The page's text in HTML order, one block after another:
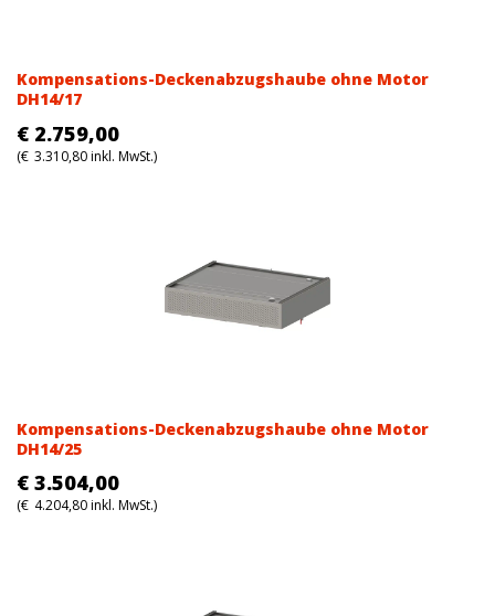
Kompensations-Deckenabzugshaube ohne Motor
DH14/17
€ 2.759,00
(€ 3.310,80inkl. MwSt.)
Kompensations-Deckenabzugshaube ohne Motor
DH14/25
€ 3.504,00
(€ 4.204,80inkl. MwSt.)